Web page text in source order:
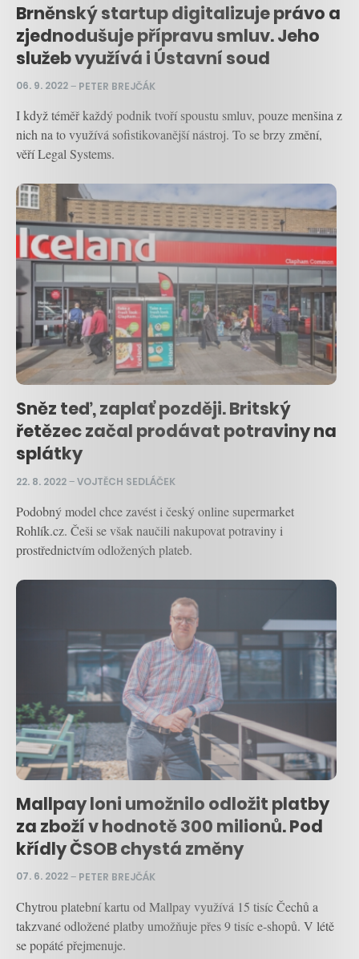
Brněnský startup digitalizuje právo a
zjednodušuje přípravu smluv. Jeho
služeb využívá i Ústavní soud
06. 9. 2022– PETER BREJČÁK
I když téměř každý podnik tvoří spoustu smluv, pouze menšina z
nich na to využívá sofistikovanější nástroj. To se brzy změní,
věří Legal Systems.
Sněz teď, zaplať později. Britský
řetězec začal prodávat potraviny na
splátky
22. 8. 2022–VOJTĚCH SEDLÁČEK
Podobný model chce zavést i český online supermarket
Rohlík.cz. Češi se však naučili nakupovat potraviny i
prostřednictvím odložených plateb.
Mallpay loni umožnilo odložit platby
za zboží v hodnotě 300 milionů. Pod
křídly ČSOB chystá změny
07. 6. 2022– PETER BREJČÁK
Chytrou platební kartu od Mallpay využívá 15 tisíc Čechů a
takzvané odložené platby umožňuje přes 9 tisíc e-shopů. V létě
se popáté přejmenuje.